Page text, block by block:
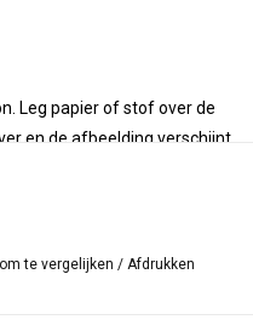
Leg papier of stof over de
en de afbeelding verschijnt
te vergelijken / Afdrukken